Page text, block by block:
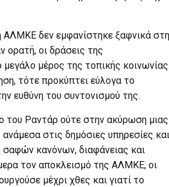
ΑΛΜΚΕ δεν εμφανίστηκε ξαφνικά
ορατή, οι δράσεις της
μέρος της τοπικής κοινωνίας.
τότε προκύπτει εύλογα το
ευθύνη του συντονισμού της.
του Ραντάρ ούτε στην ακύρωση μιας
στις δημόσιες υπηρεσίες και
σαφών κανόνων, διαφάνειας και
τον αποκλεισμό της ΑΛΜΚΕ, οι
μέχρι χθες και γιατί το